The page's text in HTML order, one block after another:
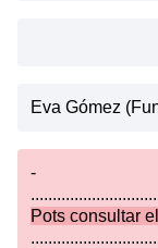
Eva Gómez
-
Pots consultar